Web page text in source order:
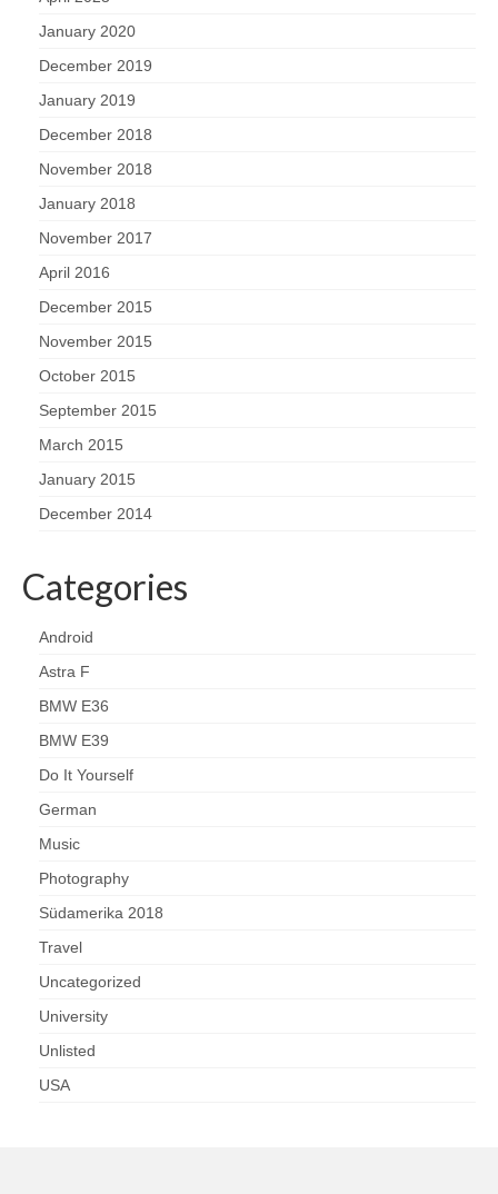
January 2020
December 2019
January 2019
December 2018
November 2018
January 2018
November 2017
April 2016
December 2015
November 2015
October 2015
September 2015
March 2015
January 2015
December 2014
Categories
Android
Astra F
BMW E36
BMW E39
Do It Yourself
German
Music
Photography
Südamerika 2018
Travel
Uncategorized
University
Unlisted
USA